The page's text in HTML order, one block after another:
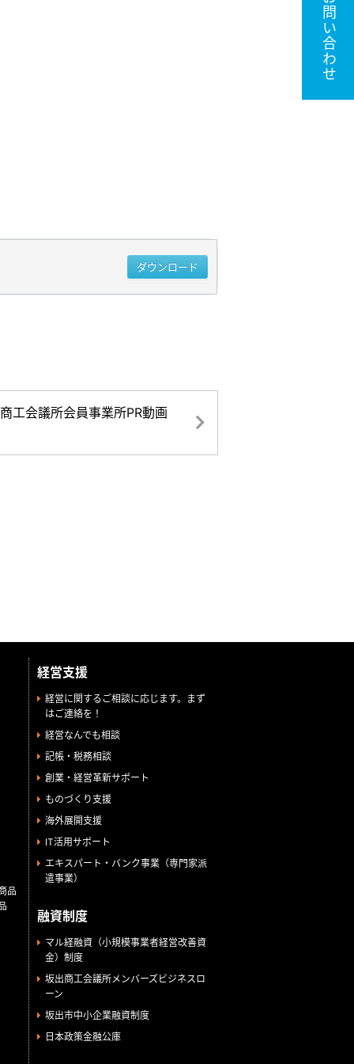
ダウンロード
工会議所会員事業所PR動画
品
経営支援
経営に関するご相談に応じます。まず
はご連絡を！
経営なんでも相談
記帳・税務相談
創業・経営革新サポート
ものづくり支援
海外展開支援
IT活用サポート
エキスパート・バンク事業（専門家派
遣事業）
融資制度
マル経融資（小規模事業者経営改善資
金）制度
坂出商工会議所メンバーズビジネスロ
ーン
坂出市中小企業融資制度
日本政策金融公庫
お問い合わせ